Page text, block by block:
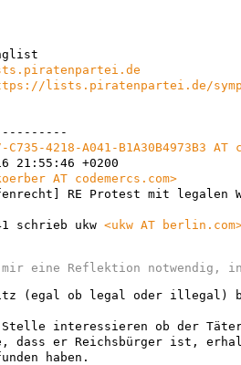
lists.piratenpartei.de/
C735-4218-A041-B1A30B4973B3 AT
21:55:46 +0200
AT codemercs.com>
RE Protest mit legalen
schrieb ukw <ukw AT
(egal ob legal oder
interessieren ob der Täter
dass er Reichsbürger ist,
haben.